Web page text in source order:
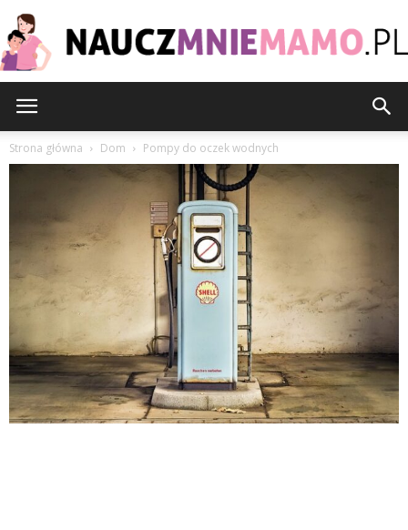
Strona główna Dom Pompy do oczek wodnych